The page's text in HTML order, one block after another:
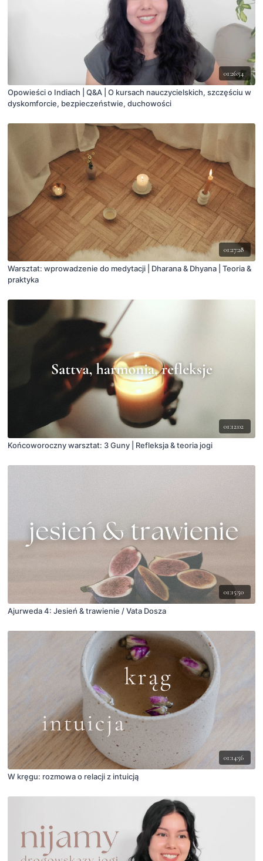
01:26:54
Opowieści o Indiach | Q&A | O kursach nauczycielskich, szczęściu w
dyskomforcie, bezpieczeństwie, duchowości
01:27:28
Warsztat: wprowadzenie do medytacji | Dharana & Dhyana | Teoria &
praktyka
01:12:02
Końcoworoczny warsztat: 3 Guny | Refleksja & teoria jogi
01:15:50
Ajurweda 4: Jesień & trawienie / Vata Dosza
01:14:56
W kręgu: rozmowa o relacji z intuicją